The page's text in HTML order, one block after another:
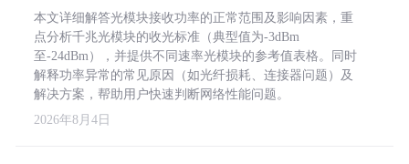
本文详细解答光模块接收功率的正常范围及影响因素，重
点分析千兆光模块的收光标准（典型值为-3dBm
至-24dBm），并提供不同速率光模块的参考值表格。同时
解释功率异常的常见原因（如光纤损耗、连接器问题）及
解决方案，帮助用户快速判断网络性能问题。
2026年8月4日